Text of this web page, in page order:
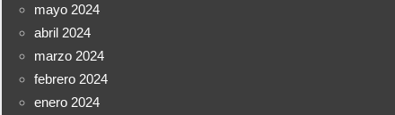
mayo 2024
abril 2024
marzo 2024
febrero 2024
enero 2024